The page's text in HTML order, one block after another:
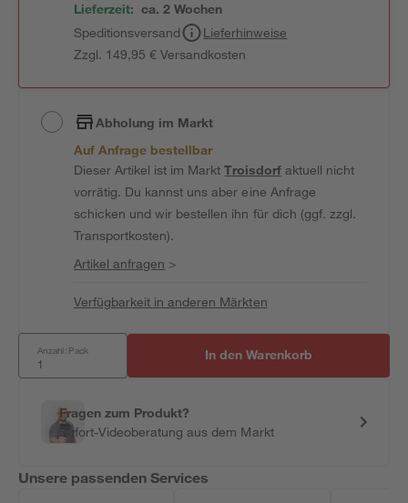
Lieferzeit: ca. 2 Wochen
Speditionsversand
Lieferhinweise
Zzgl. 149,95 € Versandkosten
Abholung im Markt
Auf Anfrage bestellbar
Dieser Artikel ist im MarktTroisdorfaktuell nicht
vorrätig. Du kannst uns aber eine Anfrage
schicken und wir bestellen ihn für dich (ggf. zzgl.
Transportkosten).
Artikel anfragen >
Verfügbarkeit in anderen Märkten
Anzahl: Pack In den Warenkorb
Fragen zum Produkt?
Sofort-Videoberatung aus dem Markt
Unsere passenden Services